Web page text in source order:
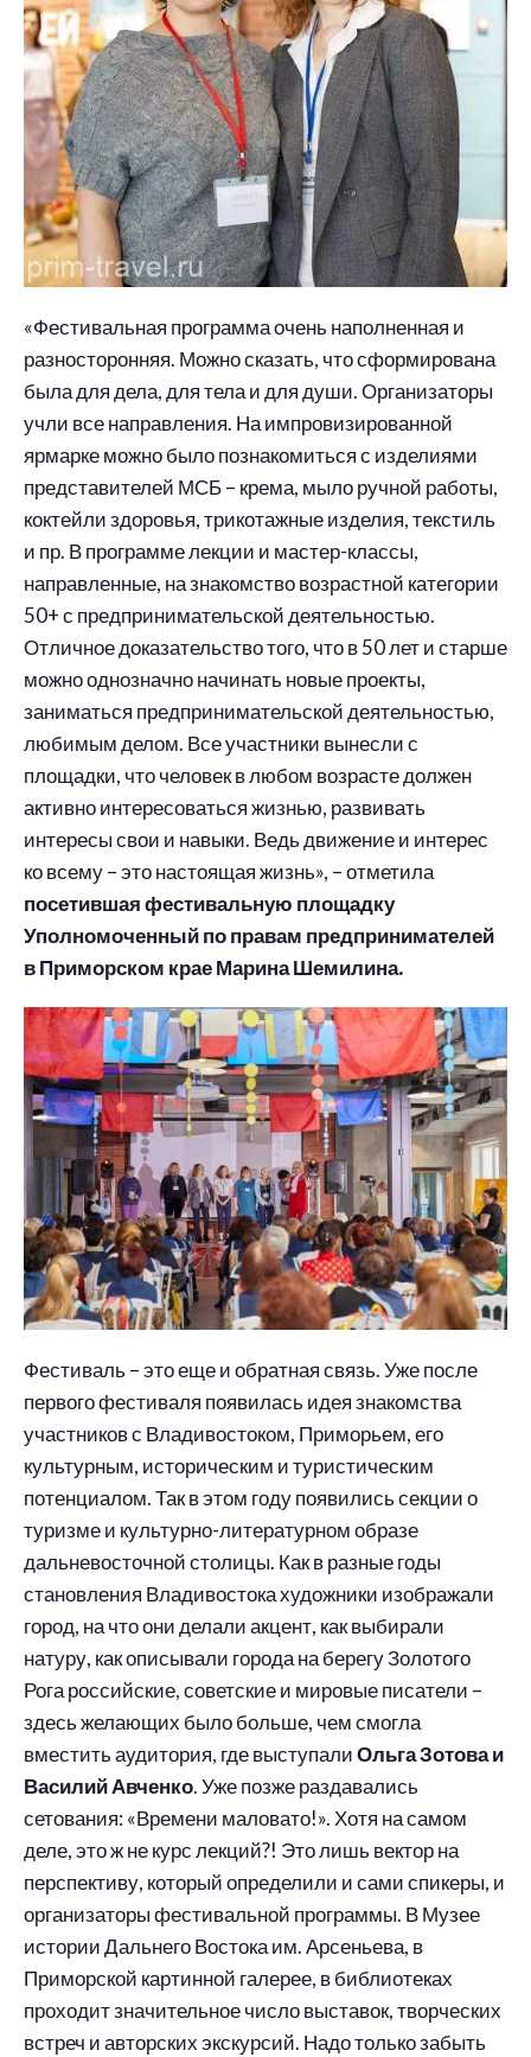
«Фестивальная программа очень наполненная и
разносторонняя. Можно сказать, что сформирована
была для дела, для тела и для души. Организаторы
учли все направления. На импровизированной
ярмарке можно было познакомиться с изделиями
представителей МСБ – крема, мыло ручной работы,
коктейли здоровья, трикотажные изделия, текстиль
и пр. В программе лекции и мастер-классы,
направленные, на знакомство возрастной категории
50+ с предпринимательской деятельностью.
Отличное доказательство того, что в 50 лет и старше
можно однозначно начинать новые проекты,
заниматься предпринимательской деятельностью,
любимым делом. Все участники вынесли с
площадки, что человек в любом возрасте должен
активно интересоваться жизнью, развивать
интересы свои и навыки. Ведь движение и интерес
ко всему – это настоящая жизнь», – отметила
посетившая фестивальную площадку
Уполномоченный по правам предпринимателей
в Приморском крае Марина Шемилина.
Фестиваль – это еще и обратная связь. Уже после
первого фестиваля появилась идея знакомства
участников с Владивостоком, Приморьем, его
культурным, историческим и туристическим
потенциалом. Так в этом году появились секции о
туризме и культурно-литературном образе
дальневосточной столицы. Как в разные годы
становления Владивостока художники изображали
город, на что они делали акцент, как выбирали
натуру, как описывали города на берегу Золотого
Рога российские, советские и мировые писатели –
здесь желающих было больше, чем смогла
вместить аудитория, где выступалиОльга Зотова и
Василий Авченко. Уже позже раздавались
сетования: «Времени маловато!». Хотя на самом
деле, это ж не курс лекций?! Это лишь вектор на
перспективу, который определили и сами спикеры, и
организаторы фестивальной программы. В Музее
истории Дальнего Востока им. Арсеньева, в
Приморской картинной галерее, в библиотеках
проходит значительное число выставок, творческих
встреч и авторских экскурсий. Надо только забыть